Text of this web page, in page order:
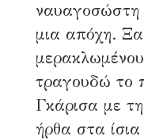
μια απόχη.
τραγουδώ το
Γκάρισα με
ήρθα στα